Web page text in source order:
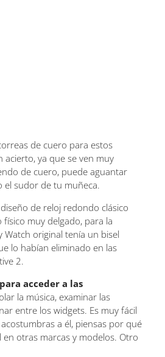
de cuero para estos
acierto, ya que se ven muy
de cuero, puede aguantar
el sudor de tu muñeca.
de reloj redondo clásico
muy delgado, para la
Watch original tenía un bisel
lo habían eliminado en las
2.
para acceder a las
la música, examinar las
entre los widgets. Es muy fácil
a él, piensas por qué
en otras marcas y modelos. Otro